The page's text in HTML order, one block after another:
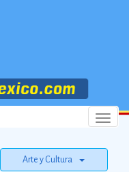
Menu
Arte y Cultura